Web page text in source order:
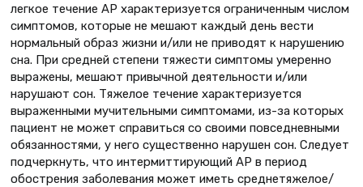
легкое течение АР характеризуется ограниченным числом
симптомов, которые не мешают каждый день вести
нормальный образ жизни и/или не приводят к нарушению
сна. При средней степени тяжести симптомы умеренно
выражены, мешают привычной деятельности и/или
нарушают сон. Тяжелое течение характеризуется
выраженными мучительными симптомами, из-за которых
пациент не может справиться со своими повседневными
обязанностями, у него существенно нарушен сон. Следует
подчеркнуть, что интермиттирующий АР в период
обострения заболевания может иметь среднетяжелое/